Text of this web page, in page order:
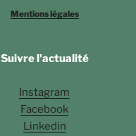
Mentions légales
Suivre l'actualité
Instagram
Facebook
Linkedin